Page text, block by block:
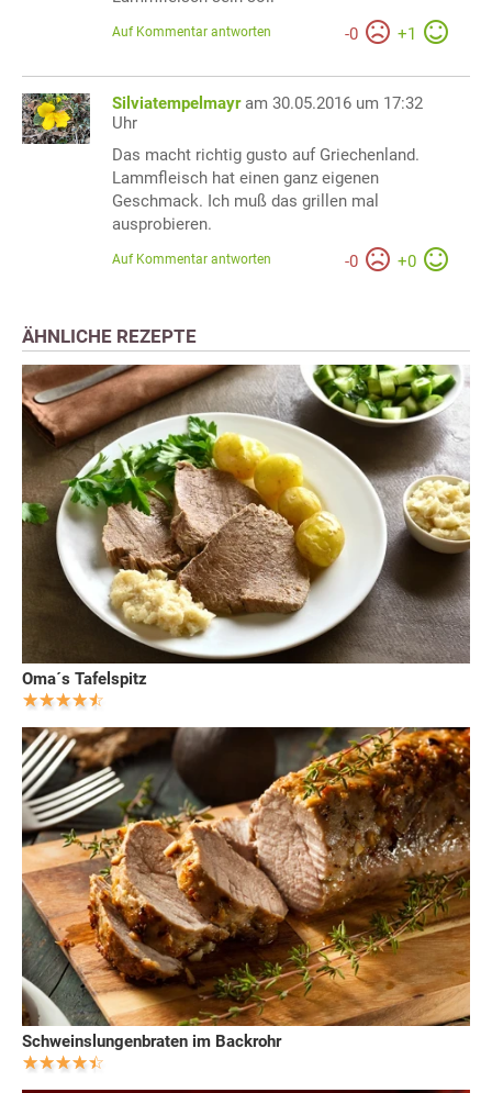
-0 +1
Auf Kommentar antworten
Silviatempelmayr am 30.05.2016 um 17:32
Uhr
Das macht richtig gusto auf Griechenland.
Lammfleisch hat einen ganz eigenen
Geschmack. Ich muß das grillen mal
ausprobieren.
-0 +0
Auf Kommentar antworten
ÄHNLICHE REZEPTE
Oma´s Tafelspitz
Schweinslungenbraten im Backrohr